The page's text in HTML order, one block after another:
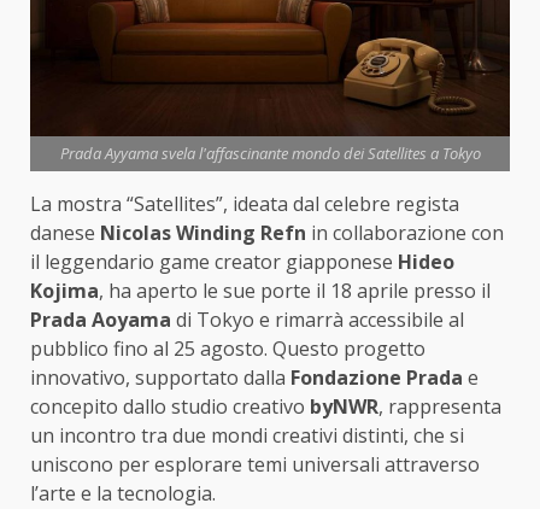
Prada Ayyama svela l'affascinante mondo dei Satellites a Tokyo
La mostra “Satellites”, ideata dal celebre regista
danese Nicolas Winding Refn in collaborazione con
il leggendario game creator giapponese Hideo
Kojima, ha aperto le sue porte il 18 aprile presso il
Prada Aoyama di Tokyo e rimarrà accessibile al
pubblico fino al 25 agosto. Questo progetto
innovativo, supportato dalla Fondazione Prada e
concepito dallo studio creativo byNWR, rappresenta
un incontro tra due mondi creativi distinti, che si
uniscono per esplorare temi universali attraverso
l’arte e la tecnologia.